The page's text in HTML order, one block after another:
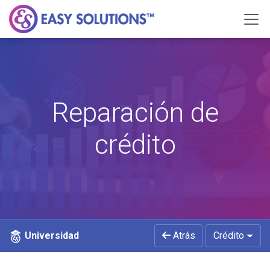
Reparación de
crédito
Universidad Atrás Crédito